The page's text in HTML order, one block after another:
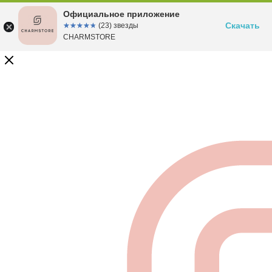
Официальное приложение
☆☆☆☆☆
★★★★★ (23) звезды
CHARMSTORE
Скачать